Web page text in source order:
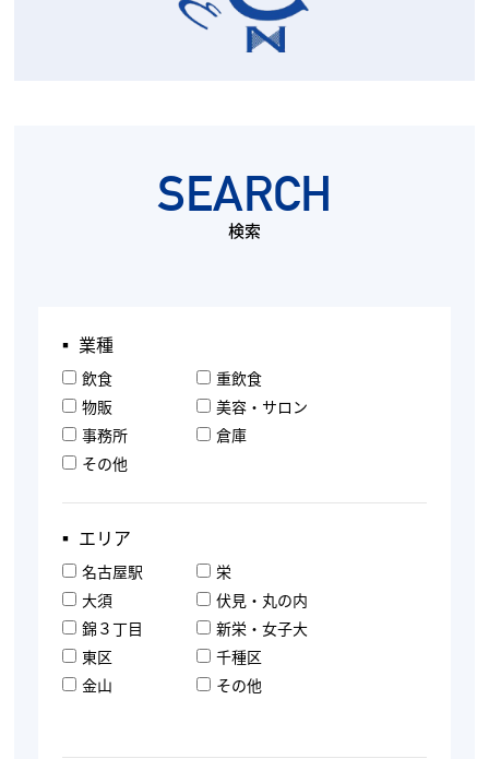
SEARCH
検索
▪︎ 業種
飲食
重飲食
物販
美容・サロン
事務所
倉庫
その他
▪︎ エリア
名古屋駅
栄
大須
伏見・丸の内
錦３丁目
新栄・女子大
東区
千種区
金山
その他